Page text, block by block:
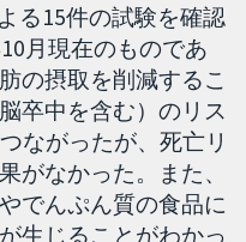
る15件の試験を確認
月現在のものであ
の摂取を削減するこ
卒中を含む）のリス
ながったが、死亡リ
がなかった。また、
でんぷん質の食品に
生じることがわかっ